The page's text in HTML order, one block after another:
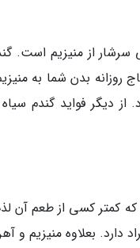
روزانه بدن شما به
از دیگر فواید گندم
کسی از طعم آن
دارد. بعلاوه